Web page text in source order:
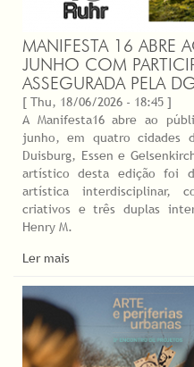
MANIFESTA 16 ABRE
JUNHO COM
ASSEGURADA PELA
[ Thu, 18/06/2026 - 18:45 ]
A Manifesta16 abre ao
junho, em quatro cidades
Duisburg, Essen e
artístico desta edição foi
artística interdisciplinar,
criativos e três duplas
Henry M.
Ler mais